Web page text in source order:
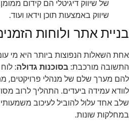
של שיווק דיגיטלי הם קידום
שיווק באמצעות תוכן וידאו ועוד.
בניית אתר ולוחות
אחת השאלות הנפוצות ביותר היא מי
התשובה מורכבת: בסוכנות גדולה:
להם מערך שלם של מנהלי פרויקטים,
לוודא עמידה ביעדים. התהליך לרוב
שלב אחד עלול להוביל לעיכוב
במחלקות שונות.